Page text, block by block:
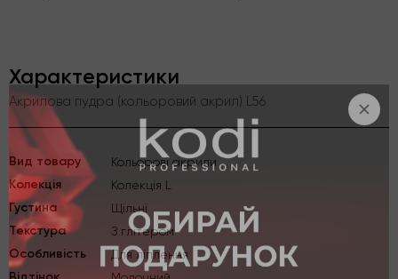
Характеристики
Акрилова пудра (кольоровий акрил) L56
Вид товару Кольорові акрили
Kолекція Колекція L
Густина Щільні
Текстура З глітером
Особливість Для ліплення